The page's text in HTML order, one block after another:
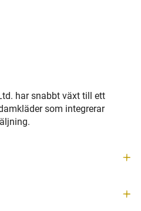
har snabbt växt till ett
som integrerar